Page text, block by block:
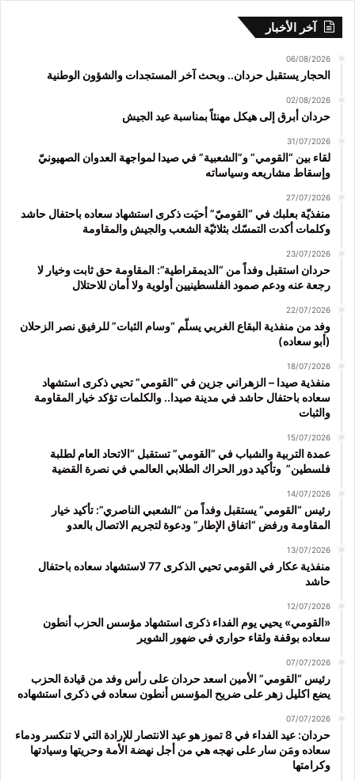
آخر الأخبار
06/08/2026
الحجار يستقبل حردان.. وبحث آخر المستجدات والشؤون الوطنية
02/08/2026
حردان أبرق إلى هيكل مهنئاً بمناسبة عيد الجيش
31/07/2026
لقاء بين “القومي” و”الشعبية” في صيدا لمواجهة العدوان الصهيونيّ
وإسقاط مشاريعه وسياساته
27/07/2026
منفذيّة بعلبك في “القوميّ” أحيَت ذكرى استشهاد سعاده باحتفال حاشد
وكلمات أكدت التمسّك بثلاثيّة الشعب والجيش والمقاومة
23/07/2026
حردان استقبل وفداً من “الديمقراطية”: المقاومة حق ثابت وخيار لا
رجعة عنه ودعم صمود الفلسطينيين أولوية ولا أمان للاحتلال
22/07/2026
وفد من منفذية البقاع الغربي يسلّم “وسام الثبات” للرفيق نصر الزحلان
(أبو سعاده)
18/07/2026
منفذية صيدا – الزهراني جزين في “القومي” تحيي ذكرى استشهاد
سعاده باحتفال حاشد في مدينة صيدا.. والكلمات تؤكد خيار المقاومة
والثبات
15/07/2026
عمدة التربية والشباب في “القومي” تستقبل “الاتحاد العام لطلبة
فلسطين” وتأكيد دور الحراك الطلابي العالمي في نصرة القضية
14/07/2026
رئيس “القومي” يستقبل وفداً من “الشعبي الناصري”: تأكيد خيار
المقاومة ورفض “اتفاق الإطار” ودعوة لتجريم الاتصال بالعدو
13/07/2026
منفذية عكار في القومي تحيي الذكرى 77 لاستشهاد سعاده باحتفال
حاشد
12/07/2026
«القومي» يحيي يوم الفداء ذكرى استشهاد مؤسس الحزب أنطون
سعاده بوقفة ولقاء حواري في ضهور الشوير
07/07/2026
رئيس “القومي” الأمين اسعد حردان على رأس وفد من قيادة الحزب
يضع اكليل زهر على ضريح المؤسس أنطون سعاده في ذكرى استشهاده
07/07/2026
حردان: عيد الفداء في 8 تموز هو عيد الانتصار للإرادة التي لا تنكسر ودماء
سعاده ومَن سار على نهجه هي من أجل نهضة الأمة وحريتها وسيادتها
وكرامتها